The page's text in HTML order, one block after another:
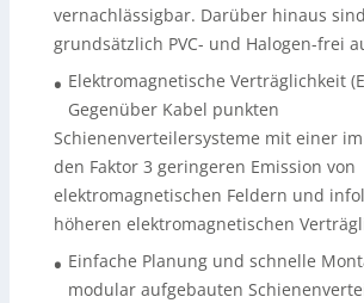
vernachlässigbar. Darüber hinaus
grundsätzlich PVC- und Halogen-frei
• Elektromagnetische Verträglichkeit
Gegenüber Kabel punkten
Schienenverteilersysteme mit einer
den Faktor 3 geringeren Emission von
elektromagnetischen Feldern und
höheren elektromagnetischen
• Einfache Planung und schnelle
modular aufgebauten